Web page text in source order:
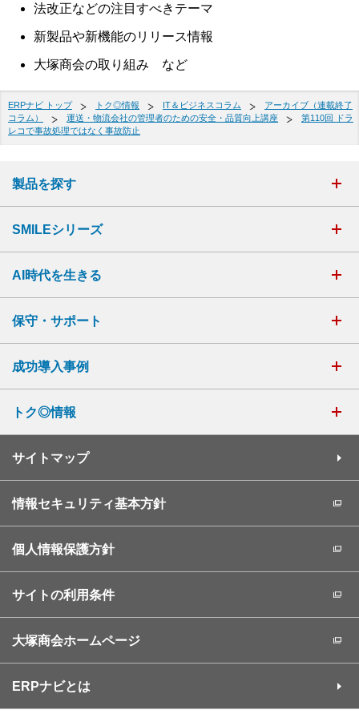
法改正などの注目すべきテーマ
新製品や新機能のリリース情報
大塚商会の取り組み など
ERPナビ トップ トク◎情報 IT＆ビジネスコラム
アーカイブ（連載終了
コラム）
運送・物流会社の管理者のための安全・品質向上講座
第110回 ドラ
レコで事故処理ではなく事故防止
製品を探す
SMILEシリーズ
AI時代を生きる
保守・サポート
成功導入事例
トク◎情報
サイトマップ
情報セキュリティ基本方針
個人情報保護方針
サイトの利用条件
大塚商会ホームページ
ERPナビとは